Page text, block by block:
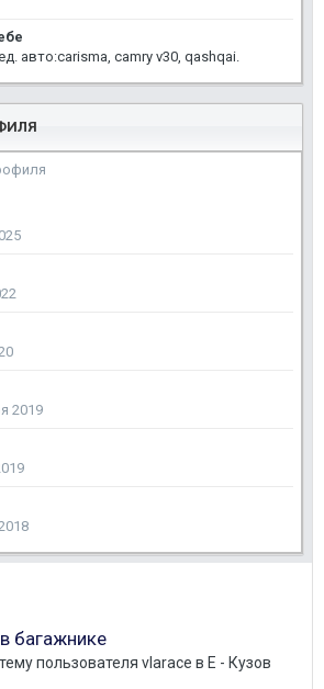
авто:сarisma, camry v30, qashqai.
2019
багажнике
пользователя vlarace в E - Кузов